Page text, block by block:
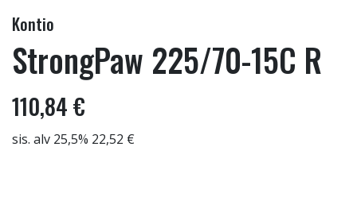
Kontio
StrongPaw 225/70-15C R
110,84 €
sis. alv 25,5% 22,52 €